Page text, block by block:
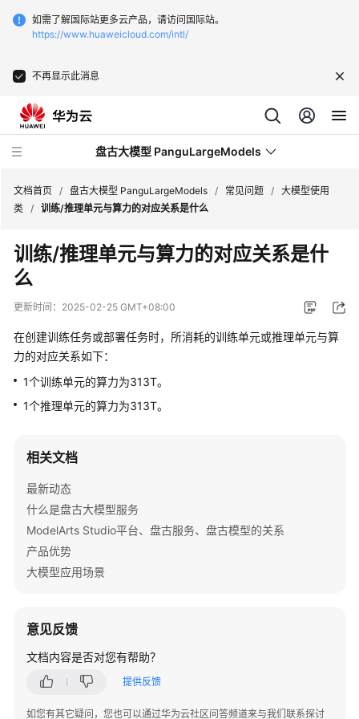
如需了解国际站更多云产品，请访问国际站。
https://www.huaweicloud.com/intl/
不再显示此消息
盘古大模型 PanguLargeModels
最
新
动
产
品
介
绍
说
快
速
入
门
指
南
佳
文档首页 / 盘古大模型 PanguLargeModels / 常见问题 / 大模型使用
类 / 训练/推理单元与算力的对应关系是什么
训练/推理单元与算力的对应关系是什
么
更新时间： 2025-02-25 GMT+08:00
在创建训练任务或部署任务时，所消耗的训练单元或推理单元与算
力的对应关系如下：
1个训练单元的算力为313T。
1个推理单元的算力为313T。
相关文档
最新动态
什么是盘古大模型服务
ModelArts Studio平台、盘古服务、盘古模型的关系
产品优势
大模型应用场景
意见反馈
文档内容是否对您有帮助？
提供反馈
如您有其它疑问，您也可以通过华为云社区问答频道来与我们联系探讨